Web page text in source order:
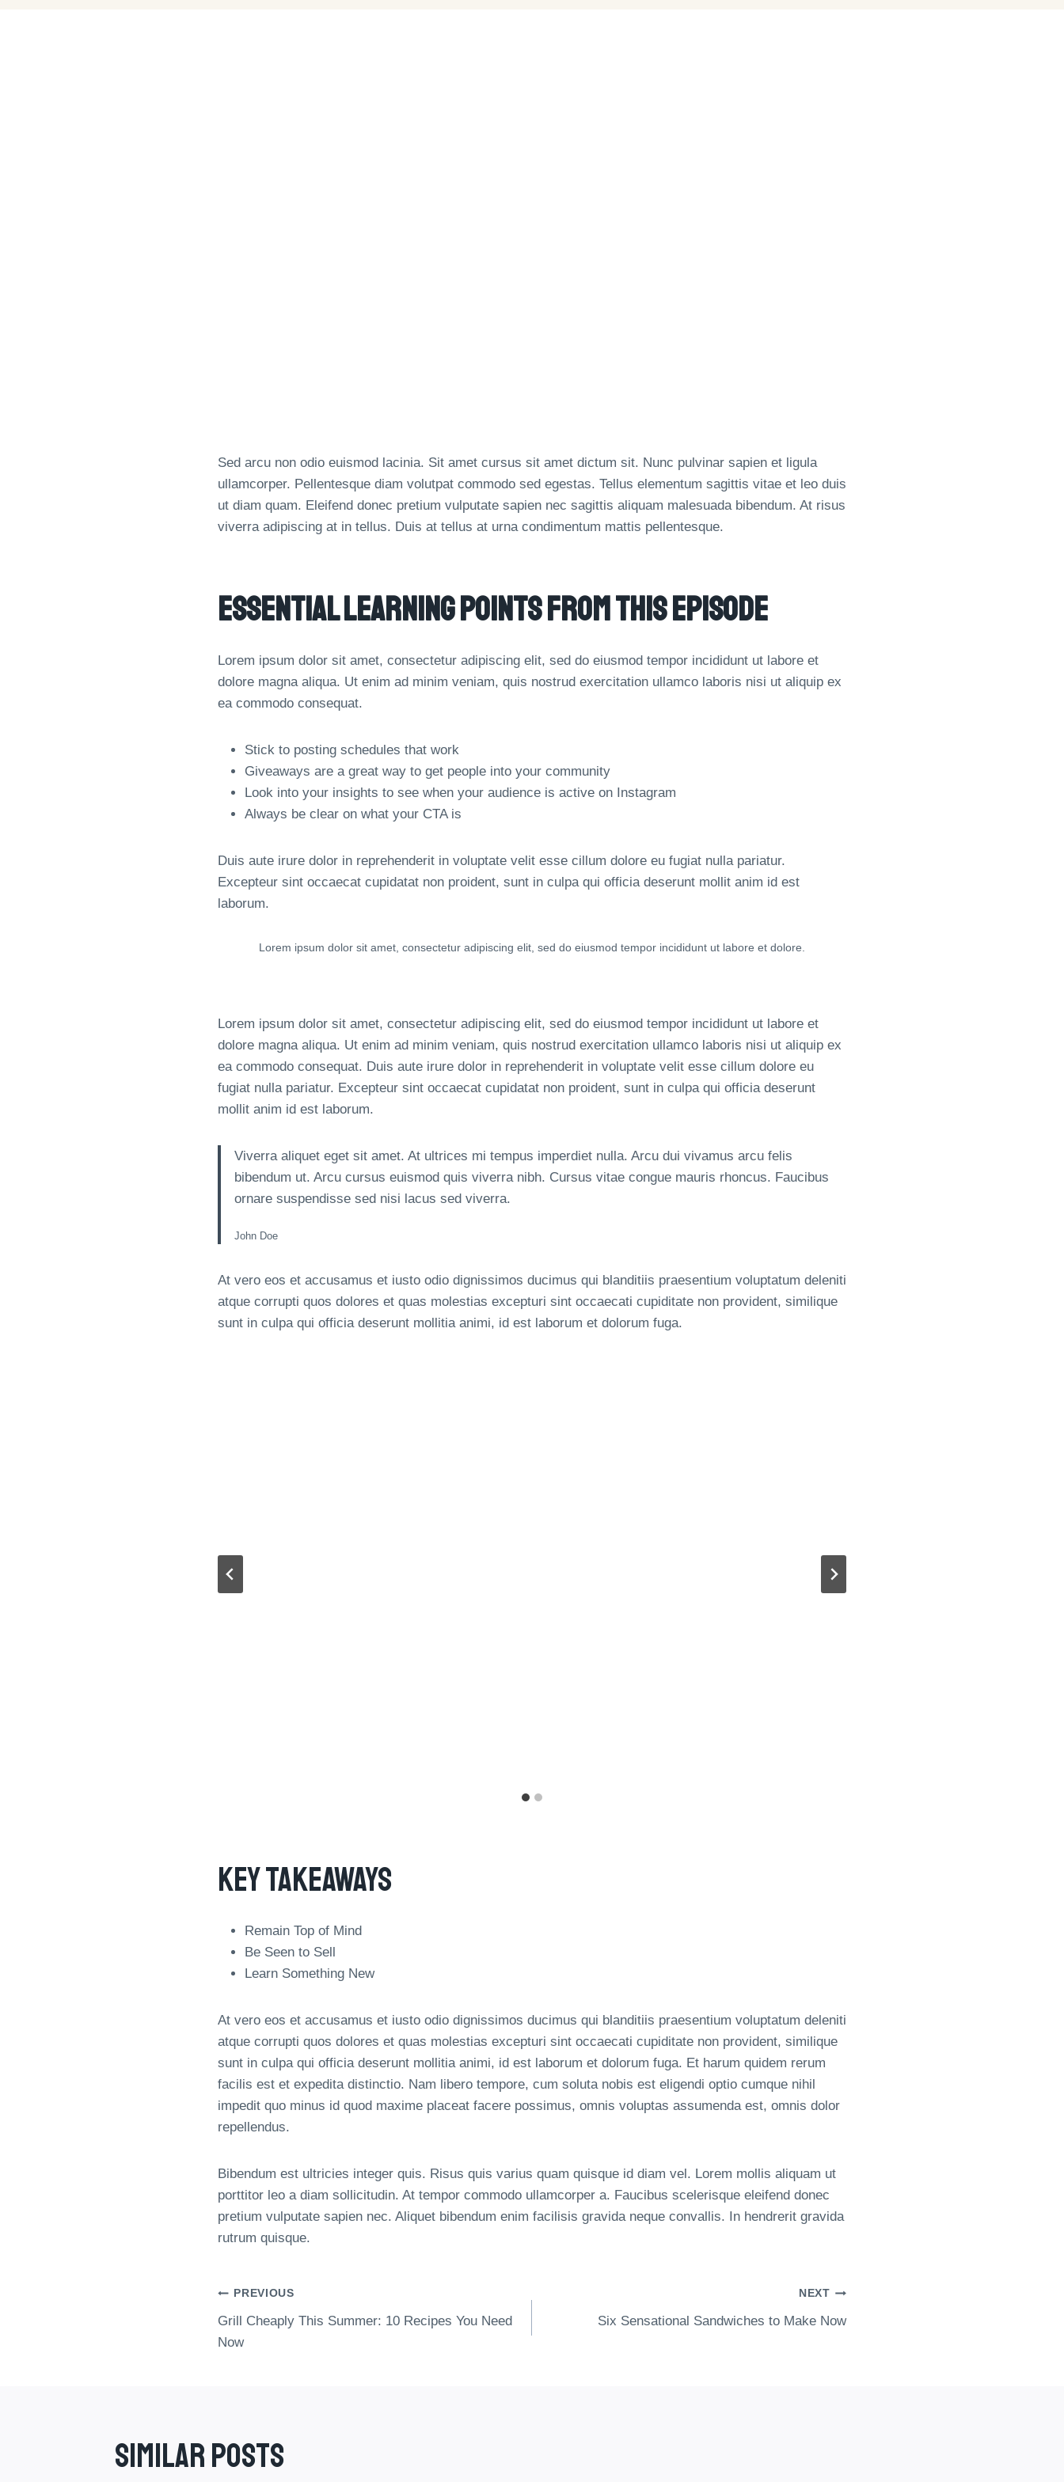
Sed arcu non odio euismod lacinia. Sit amet cursus sit amet dictum sit. Nunc pulvinar sapien et ligula
ullamcorper. Pellentesque diam volutpat commodo sed egestas. Tellus elementum sagittis vitae et leo duis
ut diam quam. Eleifend donec pretium vulputate sapien nec sagittis aliquam malesuada bibendum. At risus
viverra adipiscing at in tellus. Duis at tellus at urna condimentum mattis pellentesque.
Essential Learning Points From This Episode
Lorem ipsum dolor sit amet, consectetur adipiscing elit, sed do eiusmod tempor incididunt ut labore et
dolore magna aliqua. Ut enim ad minim veniam, quis nostrud exercitation ullamco laboris nisi ut aliquip ex
ea commodo consequat.
Stick to posting schedules that work
Giveaways are a great way to get people into your community
Look into your insights to see when your audience is active on Instagram
Always be clear on what your CTA is
Duis aute irure dolor in reprehenderit in voluptate velit esse cillum dolore eu fugiat nulla pariatur.
Excepteur sint occaecat cupidatat non proident, sunt in culpa qui officia deserunt mollit anim id est
laborum.
Lorem ipsum dolor sit amet, consectetur adipiscing elit, sed do eiusmod tempor incididunt ut labore et dolore.
Lorem ipsum dolor sit amet, consectetur adipiscing elit, sed do eiusmod tempor incididunt ut labore et
dolore magna aliqua. Ut enim ad minim veniam, quis nostrud exercitation ullamco laboris nisi ut aliquip ex
ea commodo consequat. Duis aute irure dolor in reprehenderit in voluptate velit esse cillum dolore eu
fugiat nulla pariatur. Excepteur sint occaecat cupidatat non proident, sunt in culpa qui officia deserunt
mollit anim id est laborum.
Viverra aliquet eget sit amet. At ultrices mi tempus imperdiet nulla. Arcu dui vivamus arcu felis
bibendum ut. Arcu cursus euismod quis viverra nibh. Cursus vitae congue mauris rhoncus. Faucibus
ornare suspendisse sed nisi lacus sed viverra.
John Doe
At vero eos et accusamus et iusto odio dignissimos ducimus qui blanditiis praesentium voluptatum deleniti
atque corrupti quos dolores et quas molestias excepturi sint occaecati cupiditate non provident, similique
sunt in culpa qui officia deserunt mollitia animi, id est laborum et dolorum fuga.
Key Takeaways
Remain Top of Mind
Be Seen to Sell
Learn Something New
At vero eos et accusamus et iusto odio dignissimos ducimus qui blanditiis praesentium voluptatum deleniti
atque corrupti quos dolores et quas molestias excepturi sint occaecati cupiditate non provident, similique
sunt in culpa qui officia deserunt mollitia animi, id est laborum et dolorum fuga. Et harum quidem rerum
facilis est et expedita distinctio. Nam libero tempore, cum soluta nobis est eligendi optio cumque nihil
impedit quo minus id quod maxime placeat facere possimus, omnis voluptas assumenda est, omnis dolor
repellendus.
Bibendum est ultricies integer quis. Risus quis varius quam quisque id diam vel. Lorem mollis aliquam ut
porttitor leo a diam sollicitudin. At tempor commodo ullamcorper a. Faucibus scelerisque eleifend donec
pretium vulputate sapien nec. Aliquet bibendum enim facilisis gravida neque convallis. In hendrerit gravida
rutrum quisque.
Inläggsnavigering
PREVIOUS
Grill Cheaply This Summer: 10 Recipes You Need
Now
NEXT
Six Sensational Sandwiches to Make Now
Similar Posts